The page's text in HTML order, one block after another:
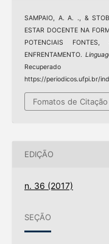
SAMPAIO, A. A. ., &
ESTAR DOCENTE NA
POTENCIAIS FONTES,
ENFRENTAMENTO.
https://periodicos.ufpi.br/
Fomatos de Citação
EDIÇÃO
n. 36 (2017)
SEÇÃO